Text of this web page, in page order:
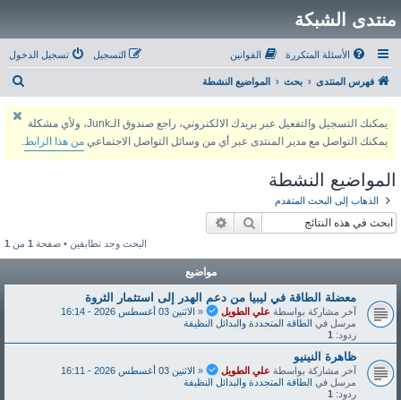
منتدى الشبكة
الأسئلة المتكررة القوانين تسجيل الدخول التسجيل
فهرس المنتدى بحث المواضيع النشطة
يمكنك التسجيل والتفعيل عبر بريدك الالكتروني، راجع صندوق الـJunk، ولأي مشكلة
يمكنك التواصل مع مدير المنتدى عبر أي من وسائل التواصل الاجتماعي من هذا الرابط.
المواضيع النشطة
الذهاب إلى البحث المتقدم
بحث
البحث وجد تطابقين • صفحة 1 من 1
مواضيع
معضلة الطاقة في ليبيا من دعم الهدر إلى استثمار الثروة
آخر مشاركة بواسطة علي الطويل « الاثنين 03 أغسطس 2026 - 16:14
مرسل في الطاقة المتجددة والبدائل النظيفة
ردود: 1
ظاهرة النينيو
آخر مشاركة بواسطة علي الطويل « الاثنين 03 أغسطس 2026 - 16:11
مرسل في الطاقة المتجددة والبدائل النظيفة
ردود: 1